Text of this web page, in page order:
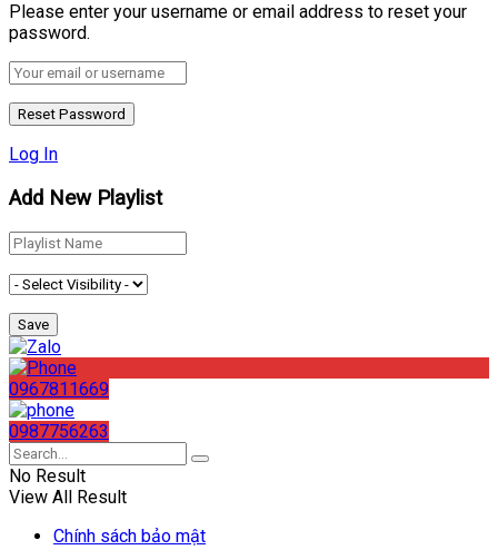
Please enter your username or email address to reset your
password.
Log In
Add New Playlist
0967811669
0987756263
No Result
View All Result
Chính sách bảo mật